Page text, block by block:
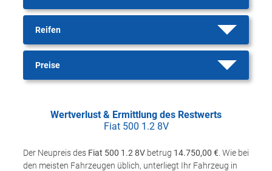
Reifen
Preise
Wertverlust & Ermittlung des Restwerts
Fiat 500 1.2 8V
Der Neupreis des Fiat 500 1.2 8V betrug 14.750,00 € . Wie bei
den meisten Fahrzeugen üblich, unterliegt Ihr Fahrzeug in